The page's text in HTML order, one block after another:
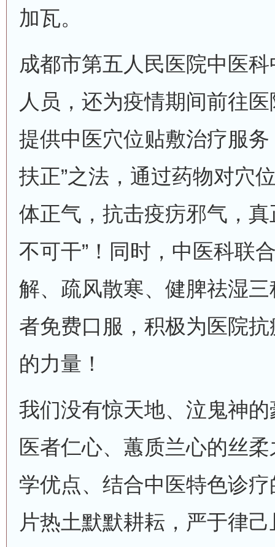
加瓦。
成都市第五人民医院中医
人员，还为疫情期间前往
提供中医穴位贴敷治疗服
扶正”之法，通过药物对穴
体正气，抗击疫疠邪气，
不可干”！同时，中医科联
解、疏风散寒、健脾祛湿
者免费口服，积极为医院
的力量！
我们没有惊天地、泣鬼神
医者仁心、蕙质兰心的丝
学优点、结合中医特色诊
片热土默默耕耘，严于律